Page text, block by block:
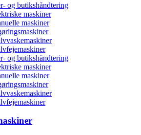
og butikshåndtering
maskiner
maskiner
og butikshåndtering
maskiner
maskiner